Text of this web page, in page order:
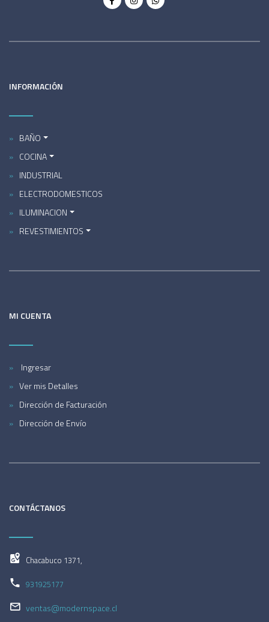
INFORMACIÓN
BAÑO
COCINA
INDUSTRIAL
ELECTRODOMESTICOS
ILUMINACION
REVESTIMIENTOS
MI CUENTA
Ingresar
Ver mis Detalles
Dirección de Facturación
Dirección de Envío
CONTÁCTANOS
Chacabuco 1371,
931925177
ventas@modernspace.cl